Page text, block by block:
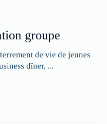
groupe
de vie de jeunes
dîner, ...